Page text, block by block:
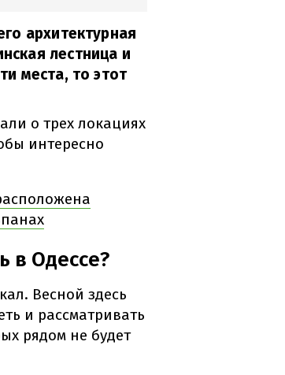
архитектурная
лестница и
места, то этот
о трех локациях
интересно
в Одессе?
Весной здесь
и рассматривать
рядом не будет